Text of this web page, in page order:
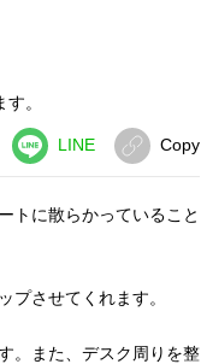
。
LINE Copy
トに散らかっていること
させてくれます。
。また、デスク周りを整